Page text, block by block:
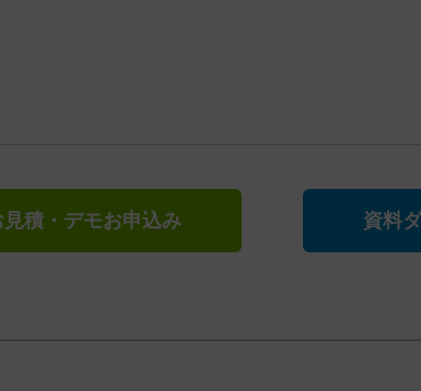
見積・デモお申込み 資料